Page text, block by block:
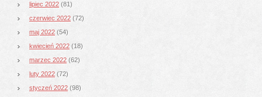
lipiec 2022 (81)
czerwiec 2022 (72)
maj 2022 (54)
kwiecień 2022 (18)
marzec 2022 (62)
luty 2022 (72)
styczeń 2022 (98)